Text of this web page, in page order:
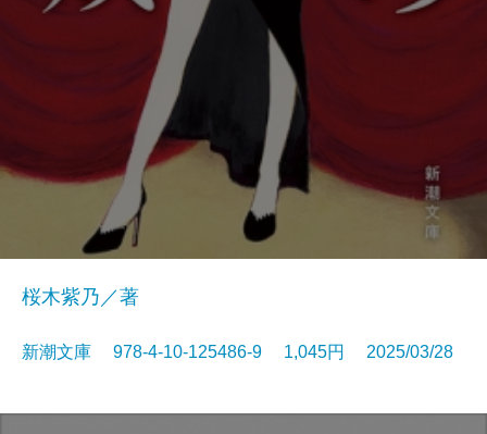
桜木紫乃／著
新潮文庫 978-4-10-125486-9 1,045円 2025/03/28